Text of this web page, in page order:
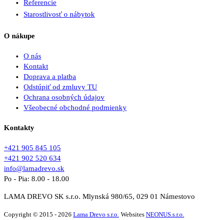
Referencie
Starostlivosť o nábytok
O nákupe
O nás
Kontakt
Doprava a platba
Odstúpiť od zmluvy TU
Ochrana osobných údajov
Všeobecné obchodné podmienky
Kontakty
+421 905 845 105
+421 902 520 634
info@lamadrevo.sk
Po - Pia: 8.00 - 18.00
LAMA DREVO SK s.r.o. Mlynská 980/65, 029 01 Námestovo
Copyright © 2015 - 2026 Lama Drevo s.r.o. Websites NEONUS.s.r.o.